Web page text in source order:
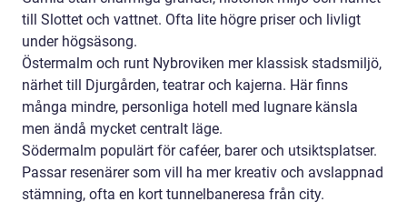
till Slottet och vattnet. Ofta lite högre priser och livligt
under högsäsong.
Östermalm och runt Nybroviken mer klassisk stadsmiljö,
närhet till Djurgården, teatrar och kajerna. Här finns
många mindre, personliga hotell med lugnare känsla
men ändå mycket centralt läge.
Södermalm populärt för caféer, barer och utsiktsplatser.
Passar resenärer som vill ha mer kreativ och avslappnad
stämning, ofta en kort tunnelbaneresa från city.